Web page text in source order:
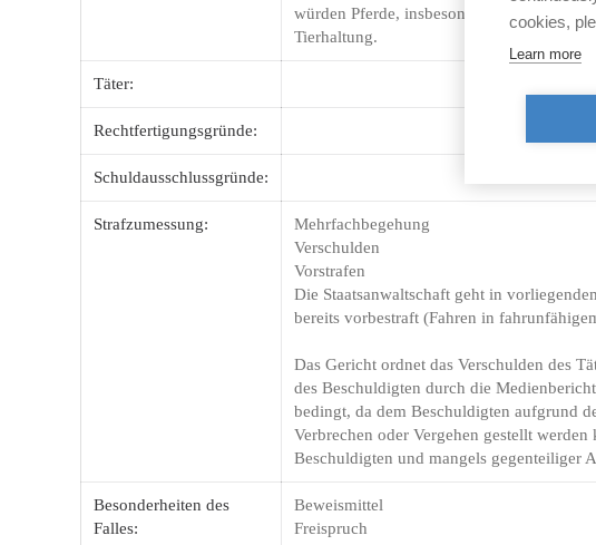
würden Pferde, insbesondere solche mit
Tierhaltung.
Täter:
Rechtfertigungsgründe:
Schuldausschlussgründe:
Strafzumessung:
Mehrfachbegehung
Verschulden
Vorstrafen
Die Staatsanwaltschaft geht in
bereits vorbestraft (Fahren in
Das Gericht ordnet das Verschulden des
des Beschuldigten durch die
bedingt, da dem Beschuldigten aufgrund
Verbrechen oder Vergehen gestellt
Beschuldigten und mangels gegenteiliger
Besonderheiten des
Falles:
Beweismittel
Freispruch
cookies,
Learn more